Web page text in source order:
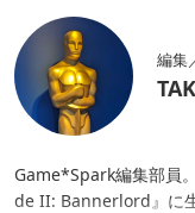
編集
Game*Spark編集部員
de II: Bannerlord』に